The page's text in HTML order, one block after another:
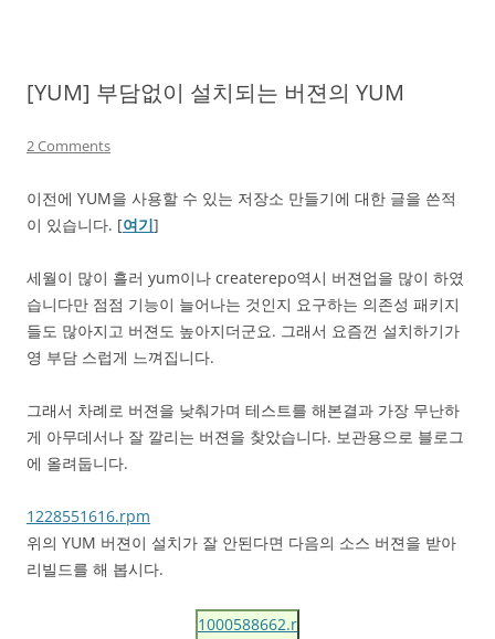
[YUM] 부담없이 설치되는 버젼의 YUM
2 Comments
이전에 YUM을 사용할 수 있는 저장소 만들기에 대한 글을 쓴적
이 있습니다. [여기]
세월이 많이 흘러 yum이나 createrepo역시 버젼업을 많이 하였
습니다만 점점 기능이 늘어나는 것인지 요구하는 의존성 패키지
들도 많아지고 버젼도 높아지더군요. 그래서 요즘껀 설치하기가
영 부담 스럽게 느껴집니다.
그래서 차례로 버젼을 낮춰가며 테스트를 해본결과 가장 무난하
게 아무데서나 잘 깔리는 버젼을 찾았습니다. 보관용으로 블로그
에 올려둡니다.
1228551616.rpm
위의 YUM 버젼이 설치가 잘 안된다면 다음의 소스 버젼을 받아
리빌드를 해 봅시다.
1000588662.r